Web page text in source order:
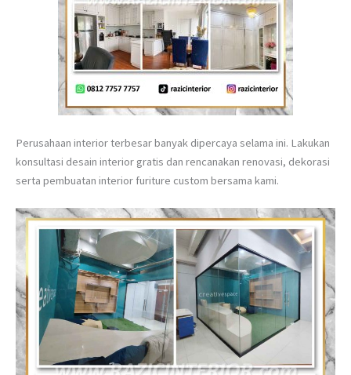
Perusahaan interior terbesar banyak dipercaya selama ini. Lakukan
konsultasi desain interior gratis dan rencanakan renovasi, dekorasi
serta pembuatan interior furiture custom bersama kami.